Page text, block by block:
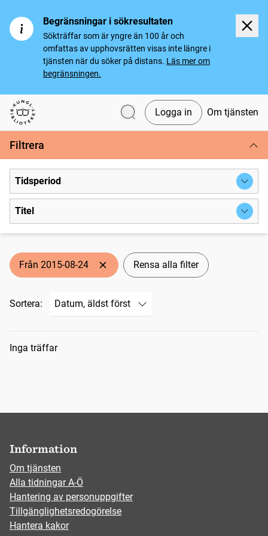
Begränsningar i sökresultaten
Sökträffar som är yngre än 100 år och
omfattas av upphovsrätten visas inte längre i
tjänsten när du söker på distans. Läs mer om
begränsningen.
Svenska tidningar
Logga in Om tjänsten
Filtrera
Tidsperiod
Titel
Från 2015-08-24 Rensa alla filter
Sortera:
Sökresultat
Inga träffar
Information
Om tjänsten
Alla tidningar A-Ö
Hantering av personuppgifter
Tillgänglighetsredogörelse
Hantera kakor